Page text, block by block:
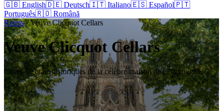
🇬🇧 English🇩🇪 Deutsch🇮🇹 Italiano🇪🇸 Español🇵🇹
Português🇷🇴 Română
Reims› Veuve Clicquot Cellars
Veuve Clicquot Cellars
Caves de craie historiques de la célèbre maison de Champagne.